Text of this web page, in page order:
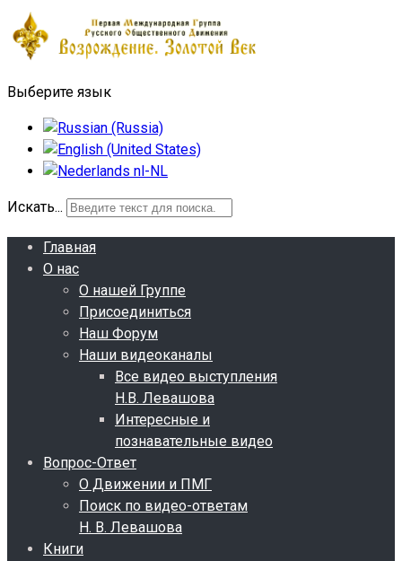
Выберите язык
Искать...
Главная
О нас
О нашей Группе
Присоединиться
Наш Форум
Наши видеоканалы
Все видео выступления
Н.В. Левашова
Интересные и
познавательные видео
Вопрос-Ответ
О Движении и ПМГ
Поиск по видео-ответам
Н. В. Левашова
Книги